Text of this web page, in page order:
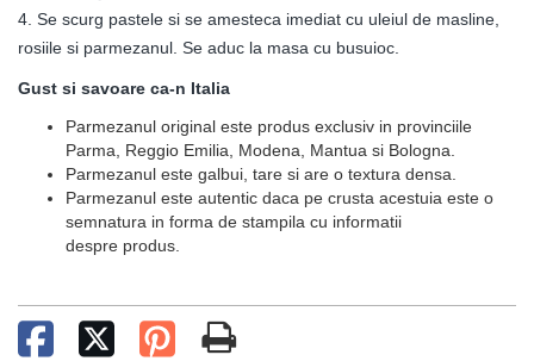
4. Se scurg pastele si se amesteca imediat cu uleiul de masline,
rosiile si parmezanul. Se aduc la masa cu busuioc.
Gust si savoare ca-n Italia
Parmezanul original este produs exclusiv in provinciile
Parma, Reggio Emilia, Modena, Mantua si Bologna.
Parmezanul este galbui, tare si are o textura densa.
Parmezanul este autentic daca pe crusta acestuia este o
semnatura in forma de stampila cu informatii
despre produs.